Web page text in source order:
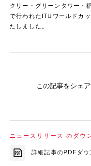
クリー・グリーンタワー・
で行われたITUワールドカ
たしました。
この記事をシェ
ニュースリリース のダウ
詳細記事のPDFダウ